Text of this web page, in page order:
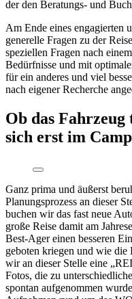
der den Beratungs- und
Am Ende eines engagierten
generelle Fragen zu der
speziellen Fragen nach
Bedürfnisse und mit
für ein anderes und viel
nach eigener Recherche
Ob das Fahrzeug
sich erst im
Ganz prima und äußerst
Planungsprozess an dieser
buchen wir das fast neue
große Reise damit am
Best-Ager einen besseren
geboten kriegen und wie die
wir an dieser Stelle eine
Fotos, die zu
spontan aufgenommen